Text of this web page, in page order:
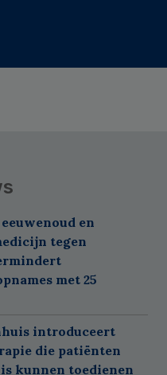
en
tegen
met 25
introduceert
die patiënten
kunnen toedienen